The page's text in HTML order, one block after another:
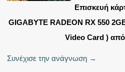
Επισκευή
GIGABYTE RADEON RX 550
Video Card )
Συνέχισε την ανάγνωση →